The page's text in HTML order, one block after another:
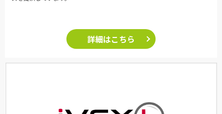
詳細はこちら